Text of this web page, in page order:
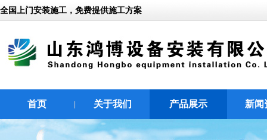
全国上门安装施工，免费提供施工方案
首页 关于我们 产品展示 新闻